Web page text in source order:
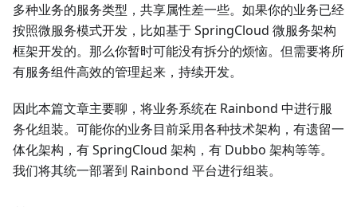
多种业务的服务类型，共享属性差一些。如果你的业务已经
按照微服务模式开发，比如基于 SpringCloud 微服务架构
框架开发的。那么你暂时可能没有拆分的烦恼。但需要将所
有服务组件高效的管理起来，持续开发。
因此本篇文章主要聊，将业务系统在 Rainbond 中进行服
务化组装。可能你的业务目前采用各种技术架构，有遗留一
体化架构，有 SpringCloud 架构，有 Dubbo 架构等等。
我们将其统一部署到 Rainbond 平台进行组装。